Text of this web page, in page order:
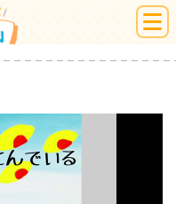
絵本ひろば